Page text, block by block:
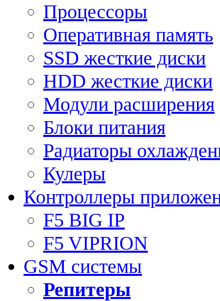
Процессоры
Оперативная память
SSD жесткие диски
HDD жесткие диски
Модули расширения
Блоки питания
Радиаторы
Кулеры
Контроллеры
F5 BIG IP
F5 VIPRION
GSM системы
Репитеры